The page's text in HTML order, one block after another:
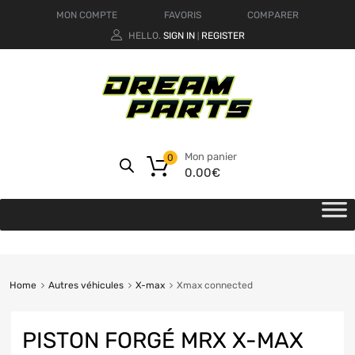
MON COMPTE FAVORIS
COMPARER
HELLO. SIGN IN REGISTER
Mon panier
0.00€
0
Home Autres véhicules X-max Xmax connected
PISTON FORGÉ MRX X-MAX